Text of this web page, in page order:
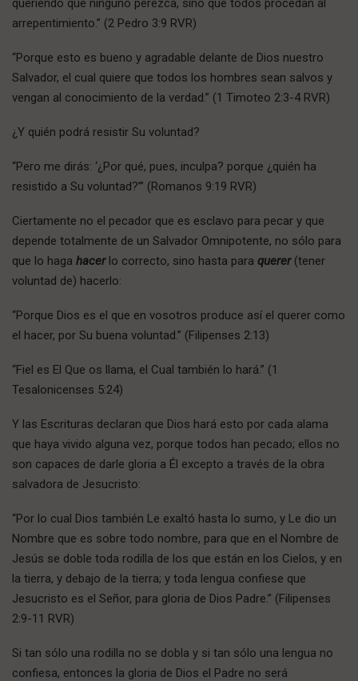
arrepentimiento.” (2 Pedro 3:9 RVR)
“Porque esto es bueno y agradable delante de Dios nuestro
Salvador, el cual quiere que todos los hombres sean salvos y
vengan al conocimiento de la verdad.” (1 Timoteo 2:3-4 RVR)
¿Y quién podrá resistir Su voluntad?
“Pero me dirás: ‘¿Por qué, pues, inculpa? porque ¿quién ha
resistido a Su voluntad?’” (Romanos 9:19 RVR)
Ciertamente no el pecador que es esclavo para pecar y que
depende totalmente de un Salvador Omnipotente, no sólo para
que lo haga hacerlo correcto, sino hasta para querer(tener
voluntad de) hacerlo:
“Porque Dios es el que en vosotros produce así el querer como
el hacer, por Su buena voluntad.” (Filipenses 2:13)
“Fiel es El Que os llama, el Cual también lo hará.” (1
Tesalonicenses 5:24)
Y las Escrituras declaran que Dios hará esto por cada alama
que haya vivido alguna vez, porque todos han pecado; ellos no
son capaces de darle gloria a Él excepto a través de la obra
salvadora de Jesucristo:
“Por lo cual Dios también Le exaltó hasta lo sumo, y Le dio un
Nombre que es sobre todo nombre, para que en el Nombre de
Jesús se doble toda rodilla de los que están en los Cielos, y en
la tierra, y debajo de la tierra; y toda lengua confiese que
Jesucristo es el Señor, para gloria de Dios Padre.” (Filipenses
2:9-11 RVR)
Si tan sólo una rodilla no se dobla y si tan sólo una lengua no
confiesa, entonces la gloria de Dios el Padre no será